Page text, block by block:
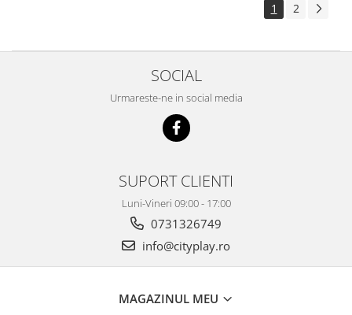
1 2
SOCIAL
Urmareste-ne in social media
SUPORT CLIENTI
Luni-Vineri 09:00 - 17:00
0731326749
info@cityplay.ro
MAGAZINUL MEU